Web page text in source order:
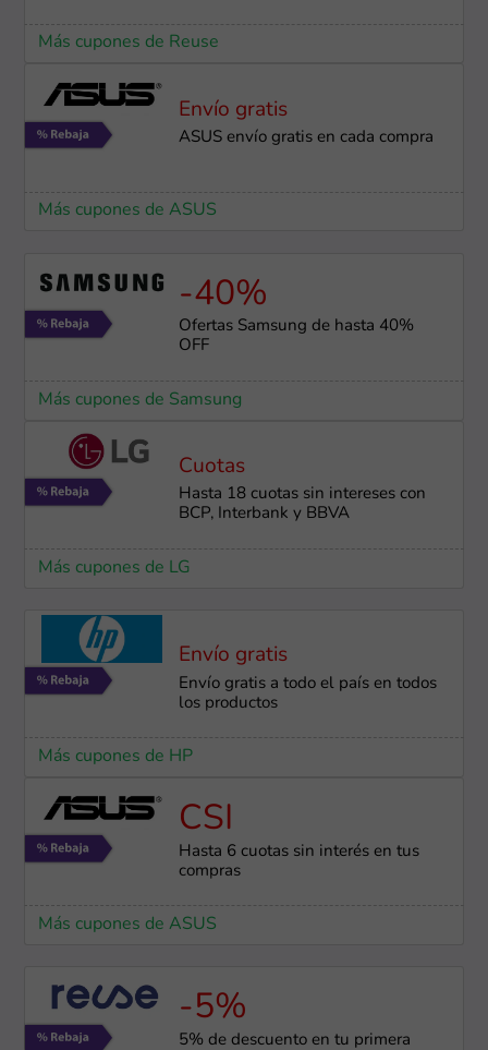
Más cupones de Reuse
Envío gratis
ASUS envío gratis en cada compra
Más cupones de ASUS
-40%
Ofertas Samsung de hasta 40%
OFF
Más cupones de Samsung
Cuotas
Hasta 18 cuotas sin intereses con
BCP, Interbank y BBVA
Más cupones de LG
Envío gratis
Envío gratis a todo el país en todos
los productos
Más cupones de HP
CSI
Hasta 6 cuotas sin interés en tus
compras
Más cupones de ASUS
-5%
5% de descuento en tu primera